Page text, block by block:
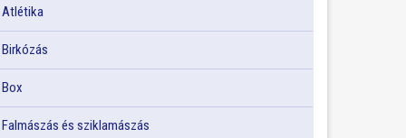
Atlétika
Birkózás
Box
Falmászás és sziklamászás